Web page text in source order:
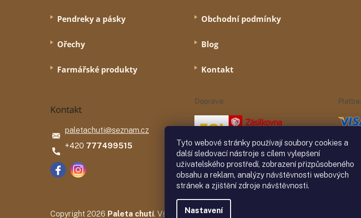
Tyto webové stránky používají soubory cookies a
další sledovací nástroje s cílem vylepšení
uživatelského prostředí, zobrazení přizpůsobeného
obsahu a reklam, analýzy návštěvnosti webových
stránek a zjištění zdroje návštěvnosti.
Nastavení
Pendreky a pásky
Ořechy
Farmářské produkty
Obchodní podmínky
Blog
Kontakt
Kontakt
paletachuti@seznam.cz
777499515
Doprava: Platba:
Copyright 2026 Paleta chutí. Všechna práva vyhrazena.